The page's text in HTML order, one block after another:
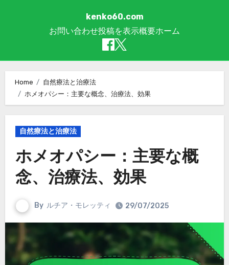
kenko60.com
お問い合わせ投稿を表示概要ホーム
Home
自然療法と治療法
ホメオパシー：主要な概念、治療法、効果
自然療法と治療法
ホメオパシー：主要な概
念、治療法、効果
By ルチア・モレッティ 29/07/2025